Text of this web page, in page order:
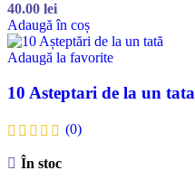
40.00 lei
Adaugă în coș
Adaugă la favorite
10 Asteptari de la un tata
(0)
În stoc